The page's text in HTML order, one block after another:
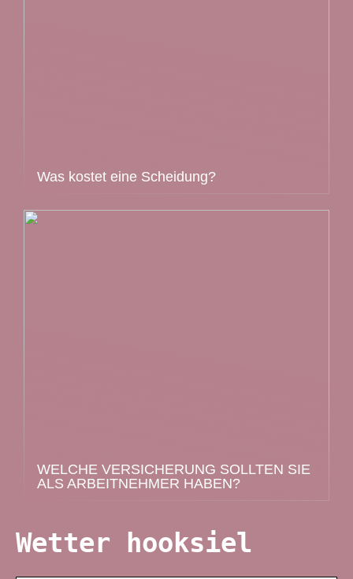
Was kostet eine Scheidung?
WELCHE VERSICHERUNG SOLLTEN SIE
ALS ARBEITNEHMER HABEN?
Wetter hooksiel